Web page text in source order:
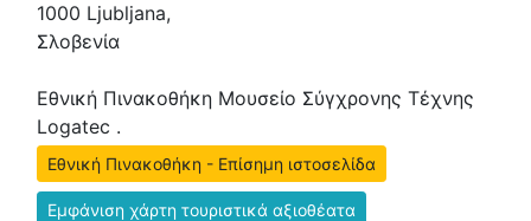
1000 Ljubljana,
Σλοβενία
Εθνική Πινακοθήκη Μουσείο Σύγχρονης Τέχνης
Logatec .
Εθνική Πινακοθήκη - Επίσημη ιστοσελίδα
Εμφάνιση χάρτη τουριστικά αξιοθέατα